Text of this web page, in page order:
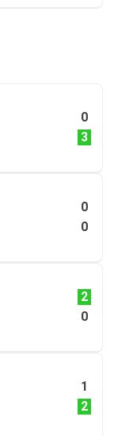
0
3
0
0
2
0
1
2